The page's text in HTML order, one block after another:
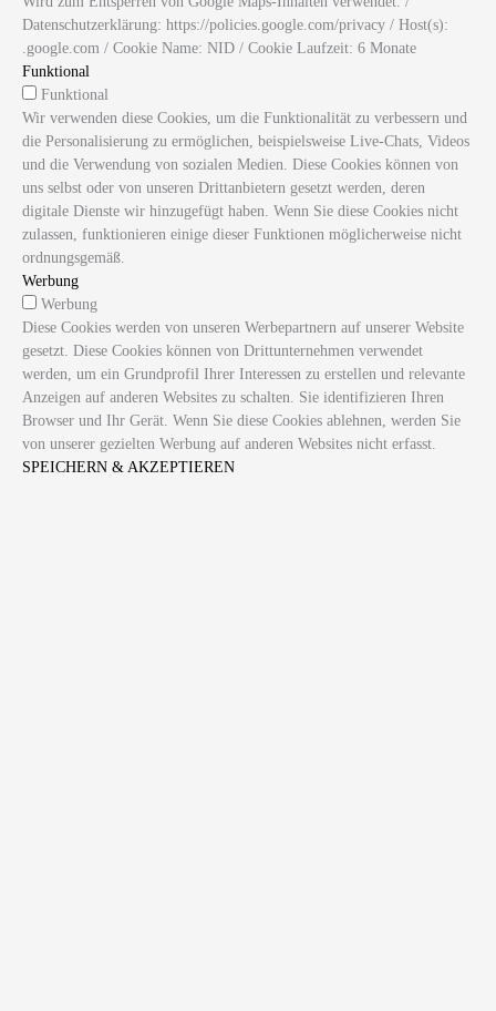
Datenschutzerklärung: https://policies.google.com/privacy / Host(s):
.google.com / Cookie Name: NID / Cookie Laufzeit: 6 Monate
Funktional
Funktional
Wir verwenden diese Cookies, um die Funktionalität zu verbessern und
die Personalisierung zu ermöglichen, beispielsweise Live-Chats, Videos
und die Verwendung von sozialen Medien. Diese Cookies können von
uns selbst oder von unseren Drittanbietern gesetzt werden, deren
digitale Dienste wir hinzugefügt haben. Wenn Sie diese Cookies nicht
zulassen, funktionieren einige dieser Funktionen möglicherweise nicht
ordnungsgemäß.
Werbung
Werbung
Diese Cookies werden von unseren Werbepartnern auf unserer Website
gesetzt. Diese Cookies können von Drittunternehmen verwendet
werden, um ein Grundprofil Ihrer Interessen zu erstellen und relevante
Anzeigen auf anderen Websites zu schalten. Sie identifizieren Ihren
Browser und Ihr Gerät. Wenn Sie diese Cookies ablehnen, werden Sie
von unserer gezielten Werbung auf anderen Websites nicht erfasst.
SPEICHERN & AKZEPTIEREN